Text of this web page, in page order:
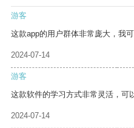
游客
这款app的用户群体非常庞大，我
2024-07-14
游客
这款软件的学习方式非常灵活，可
2024-07-14